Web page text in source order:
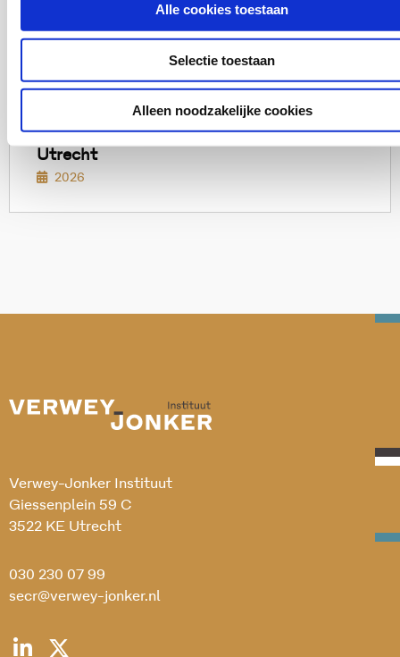
Alle cookies toestaan
Selectie toestaan
Alleen noodzakelijke cookies
Initiatief Weerbare Werkgever in het
eerste projectjaar
Evaluatie project U-match gemeente
Utrecht
2026
meer
Verwey-Jonker Instituut
Giessenplein 59 C
3522 KE Utrecht
030 230 07 99
secr@verwey-jonker.nl